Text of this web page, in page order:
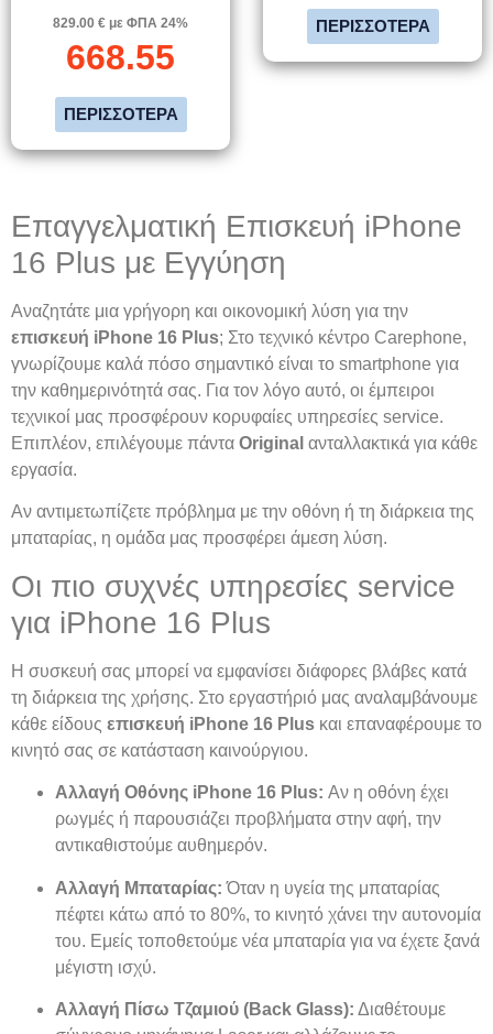
829.00 € με ΦΠΑ 24%
668.55
ΠΕΡΙΣΣΌΤΕΡΑ
ΠΕΡΙΣΣΌΤΕΡΑ
Επαγγελματική Επισκευή iPhone
16 Plus με Εγγύηση
Αναζητάτε μια γρήγορη και οικονομική λύση για την
επισκευή iPhone 16 Plus; Στο τεχνικό κέντρο Carephone,
γνωρίζουμε καλά πόσο σημαντικό είναι το smartphone για
την καθημερινότητά σας. Για τον λόγο αυτό, οι έμπειροι
τεχνικοί μας προσφέρουν κορυφαίες υπηρεσίες service.
Επιπλέον, επιλέγουμε πάντα Original ανταλλακτικά για κάθε
εργασία.
Αν αντιμετωπίζετε πρόβλημα με την οθόνη ή τη διάρκεια της
μπαταρίας, η ομάδα μας προσφέρει άμεση λύση.
Οι πιο συχνές υπηρεσίες service
για iPhone 16 Plus
Η συσκευή σας μπορεί να εμφανίσει διάφορες βλάβες κατά
τη διάρκεια της χρήσης. Στο εργαστήριό μας αναλαμβάνουμε
κάθε είδους επισκευή iPhone 16 Plus και επαναφέρουμε το
κινητό σας σε κατάσταση καινούργιου.
Αλλαγή Οθόνης iPhone 16 Plus: Αν η οθόνη έχει
ρωγμές ή παρουσιάζει προβλήματα στην αφή, την
αντικαθιστούμε αυθημερόν.
Αλλαγή Μπαταρίας: Όταν η υγεία της μπαταρίας
πέφτει κάτω από το 80%, το κινητό χάνει την αυτονομία
του. Εμείς τοποθετούμε νέα μπαταρία για να έχετε ξανά
μέγιστη ισχύ.
Αλλαγή Πίσω Τζαμιού (Back Glass): Διαθέτουμε